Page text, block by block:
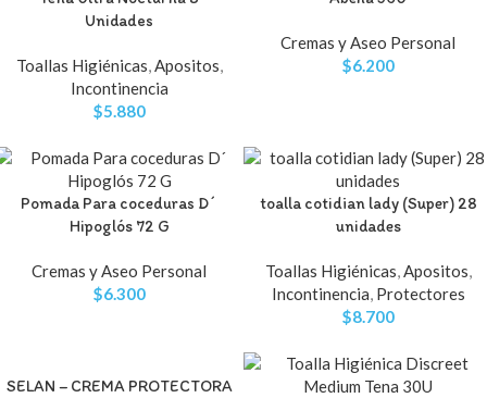
Unidades
Toallas Higiénicas,Apositos,
Incontinencia
$5.880
Cremas y Aseo Personal
$6.200
Pomada Para coceduras D´
Hipoglós 72 G
Cremas y Aseo Personal
$6.300
toalla cotidian lady (Super) 28
unidades
Toallas Higiénicas,Apositos,
Incontinencia, Protectores
$8.700
SELAN – CREMA PROTECTORA